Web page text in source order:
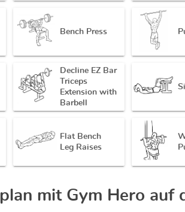
Bench Press
Decline EZ Bar
Triceps
Extension with
Barbell
Flat Bench
Leg Raises
mit Gym Hero auf